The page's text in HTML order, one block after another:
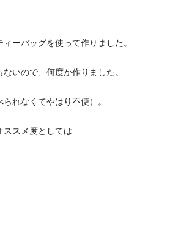
ーバッグを使って作りました。
いので、何度か作りました。
れなくてやはり不便）。
ススメ度としては